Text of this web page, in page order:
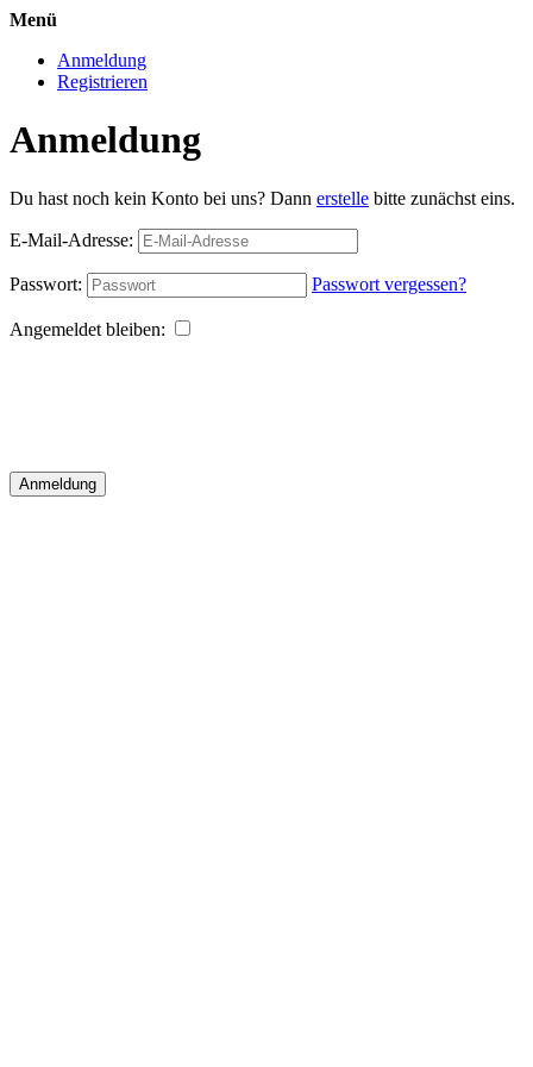
Menü
Anmeldung
Registrieren
Anmeldung
Du hast noch kein Konto bei uns? Dann erstelle bitte zunächst eins.
E-Mail-Adresse:
Passwort: Passwort vergessen?
Angemeldet bleiben:
Anmeldung